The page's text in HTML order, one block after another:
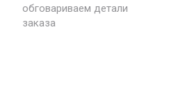
обговариваем детали
заказа